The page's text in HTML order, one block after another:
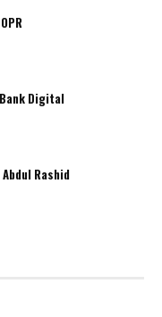
Digital
Rashid